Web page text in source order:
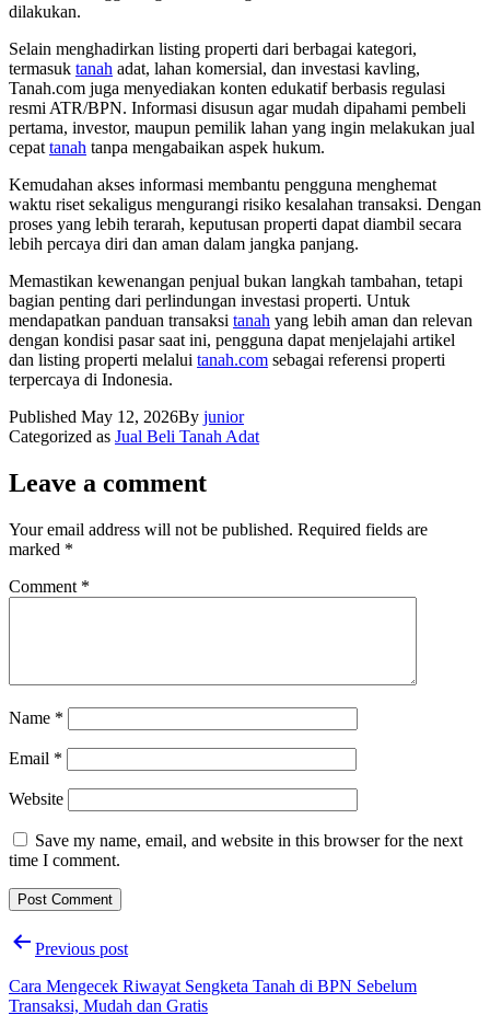
dilakukan.
Selain menghadirkan listing properti dari berbagai kategori,
termasuk tanah adat, lahan komersial, dan investasi kavling,
Tanah.com juga menyediakan konten edukatif berbasis regulasi
resmi ATR/BPN. Informasi disusun agar mudah dipahami pembeli
pertama, investor, maupun pemilik lahan yang ingin melakukan jual
cepat tanah tanpa mengabaikan aspek hukum.
Kemudahan akses informasi membantu pengguna menghemat
waktu riset sekaligus mengurangi risiko kesalahan transaksi. Dengan
proses yang lebih terarah, keputusan properti dapat diambil secara
lebih percaya diri dan aman dalam jangka panjang.
Memastikan kewenangan penjual bukan langkah tambahan, tetapi
bagian penting dari perlindungan investasi properti. Untuk
mendapatkan panduan transaksi tanah yang lebih aman dan relevan
dengan kondisi pasar saat ini, pengguna dapat menjelajahi artikel
dan listing properti melalui tanah.com sebagai referensi properti
terpercaya di Indonesia.
Published May 12, 2026By junior
Categorized as Jual Beli Tanah Adat
Leave a comment
Your email address will not be published. Required fields are
marked *
Comment *
Name *
Email *
Website
Save my name, email, and website in this browser for the next
time I comment.
PostPrevious post
Cara Mengecek Riwayat Sengketa Tanah di BPN Sebelum
Transaksi, Mudah dan Gratis